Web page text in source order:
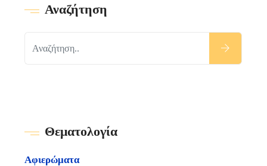
Αναζήτηση
Θεματολογία
Αφιερώματα